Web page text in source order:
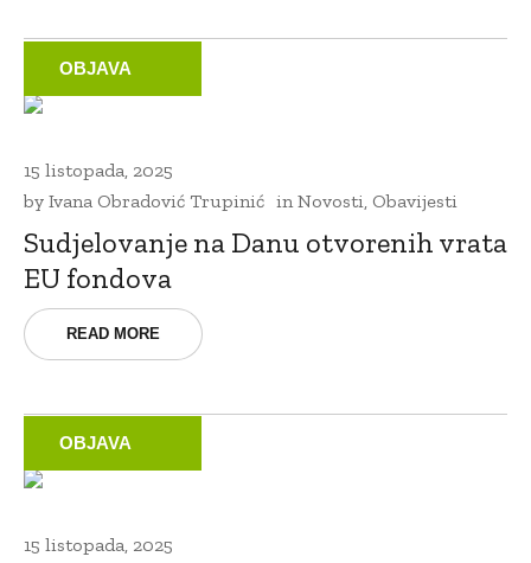
OBJAVA
15 listopada, 2025
by Ivana Obradović Trupinić in Novosti Obavijesti
Sudjelovanje na Danu otvorenih vrata
EU fondova
READ MORE
OBJAVA
15 listopada, 2025